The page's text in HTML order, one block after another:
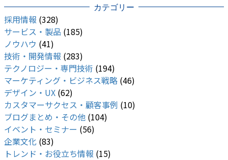
カテゴリー
採用情報 (328)
サービス・製品 (185)
ノウハウ (41)
技術・開発情報 (283)
テクノロジー・専門技術 (194)
マーケティング・ビジネス戦略 (46)
デザイン・UX (62)
カスタマーサクセス・顧客事例 (10)
ブログまとめ・その他 (104)
イベント・セミナー (56)
企業文化 (83)
トレンド・お役立ち情報 (15)